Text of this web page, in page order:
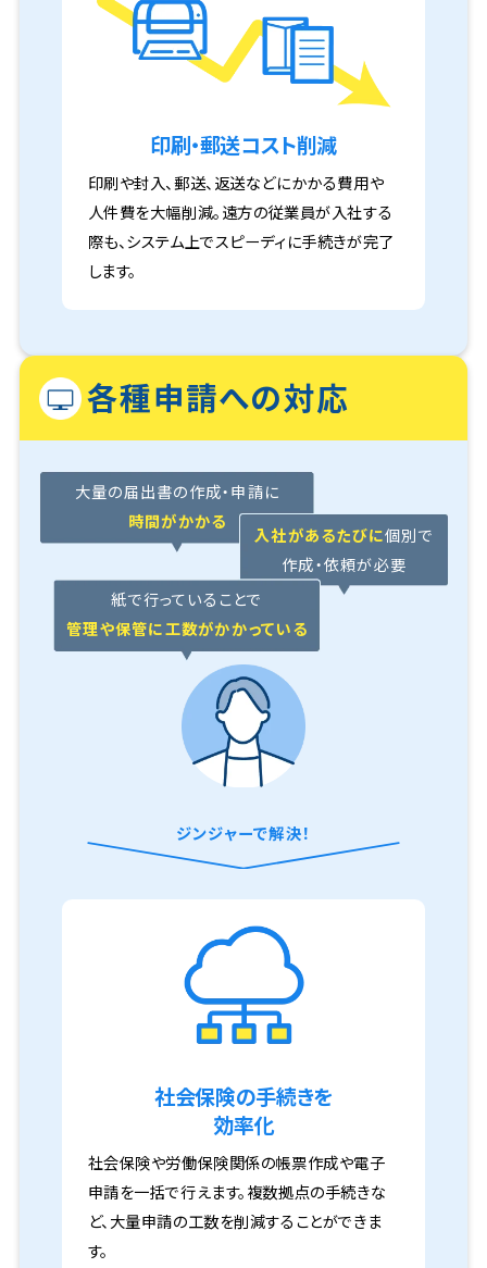
印刷・郵送コスト削減
印刷や封入、郵送、返送などにかかる費用や
人件費を大幅削減。遠方の従業員が入社する
際も、システム上でスピーディに手続きが完了
します。
各種申請への対応
大量の届出書の作成・申請に
時間がかかる
入社があるたびに個別で
作成・依頼が必要
紙で行っていることで
管理や保管に工数がかかっている
ジンジャーで解決！
社会保険の手続きを
効率化
社会保険や労働保険関係の帳票作成や電子
申請を一括で行えます。複数拠点の手続きな
ど、大量申請の工数を削減することができま
す。